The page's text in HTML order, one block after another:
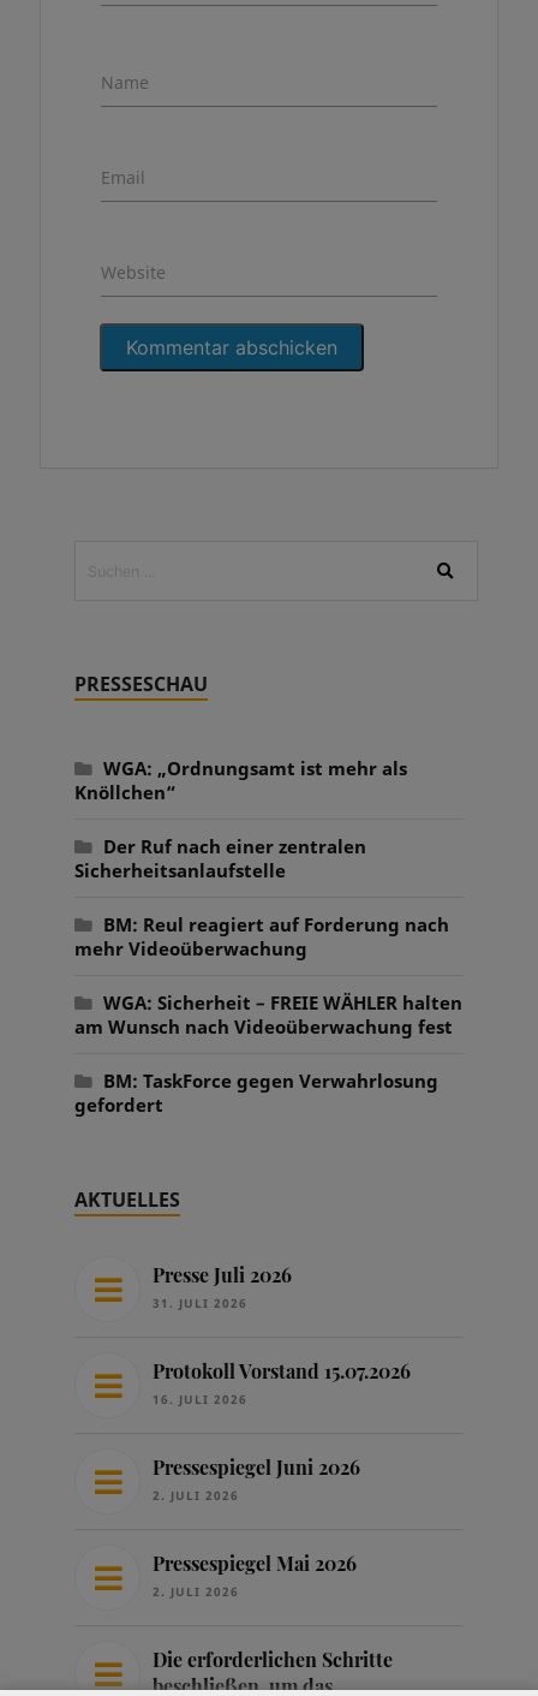
Name
Email
Website
PRESSESCHAU
WGA: „Ordnungsamt ist mehr als
Knöllchen“
Der Ruf nach einer zentralen
Sicherheitsanlaufstelle
BM: Reul reagiert auf Forderung nach
mehr Videoüberwachung
WGA: Sicherheit – FREIE WÄHLER halten
am Wunsch nach Videoüberwachung fest
BM: TaskForce gegen Verwahrlosung
gefordert
AKTUELLES
Presse Juli 2026
31. JULI 2026
Protokoll Vorstand 15.07.2026
16. JULI 2026
Pressespiegel Juni 2026
2. JULI 2026
Pressespiegel Mai 2026
2. JULI 2026
Die erforderlichen Schritte
beschließen, um das